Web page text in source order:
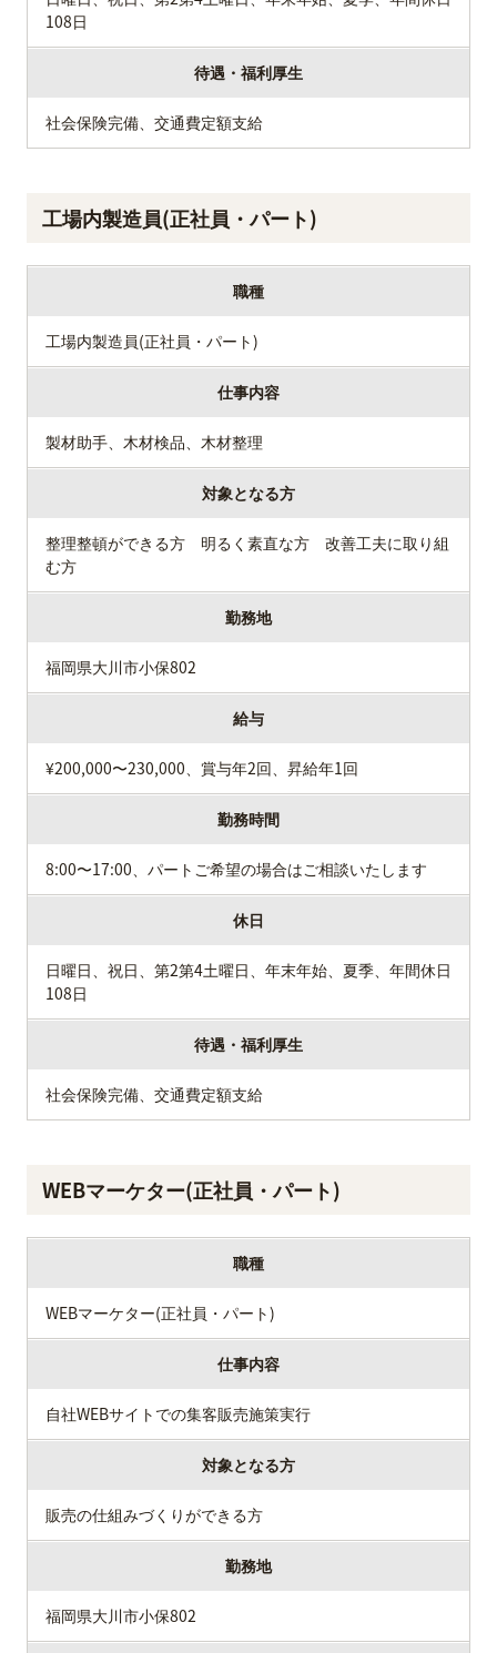
108日
待遇・福利厚生
社会保険完備、交通費定額支給
工場内製造員(正社員・パート)
職種
工場内製造員(正社員・パート)
仕事内容
製材助手、木材検品、木材整理
対象となる方
整理整頓ができる方 明るく素直な方 改善工夫に取り組
む方
勤務地
福岡県大川市小保802
給与
¥200,000〜230,000、賞与年2回、昇給年1回
勤務時間
8:00〜17:00、パートご希望の場合はご相談いたします
休日
日曜日、祝日、第2第4土曜日、年末年始、夏季、年間休日
108日
待遇・福利厚生
社会保険完備、交通費定額支給
WEBマーケター(正社員・パート)
職種
WEBマーケター(正社員・パート)
仕事内容
自社WEBサイトでの集客販売施策実行
対象となる方
販売の仕組みづくりができる方
勤務地
福岡県大川市小保802